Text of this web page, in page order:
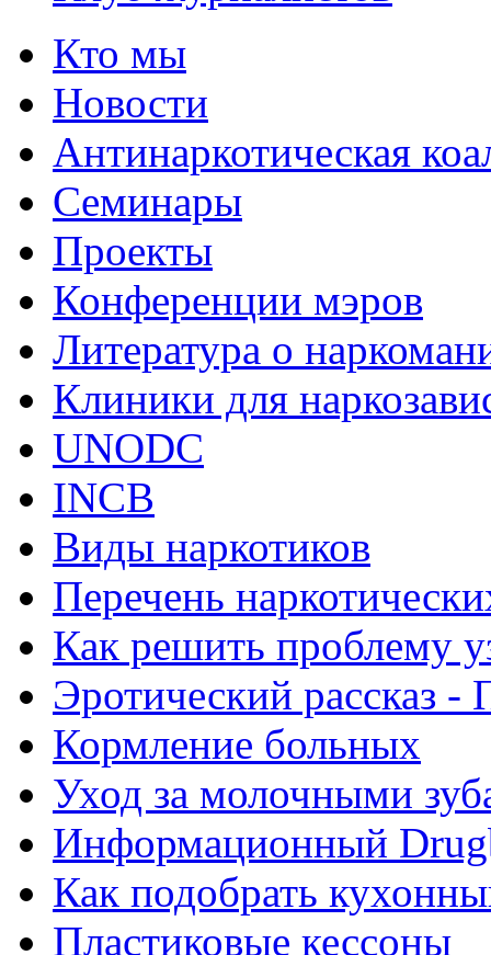
Кто мы
Новости
Антинаркотическая
Семинары
Проекты
Конференции мэров
Литература о
Клиники для
UNODC
INCB
Виды наркотиков
Перечень
Как решить проблему
Эротический рассказ -
Кормление больных
Уход за молочными
Информационный
Как подобрать
Пластиковые кессоны